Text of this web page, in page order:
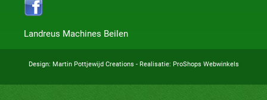
Landreus Machines Beilen
Design: Martin Pottjewijd Creations - Realisatie: ProShops Webwinkels